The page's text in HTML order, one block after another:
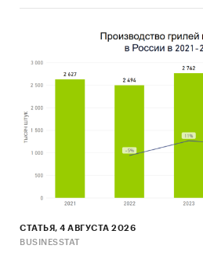
СТАТЬЯ, 4 АВГУСТА 2026
BUSINESSTAT